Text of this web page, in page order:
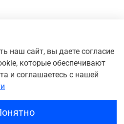
наш сайт, вы даете согласие
которые обеспечивают
и соглашаетесь с нашей